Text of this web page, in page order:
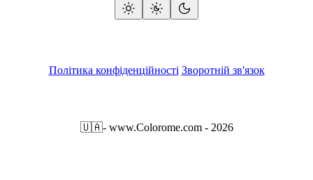
Політика конфіденційності Зворотній зв'язок
🇺🇦- www.Colorome.com - 2026